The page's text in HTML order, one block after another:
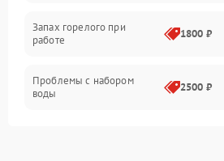
Запах горелого при
работе
1800 ₽
Проблемы с набором
воды
2500 ₽